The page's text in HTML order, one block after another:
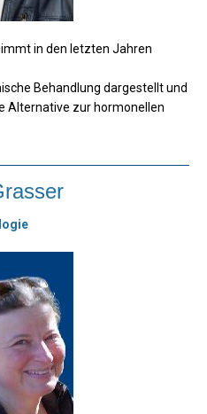
in den letzten Jahren
Behandlung dargestellt und
Alternative zur hormonellen